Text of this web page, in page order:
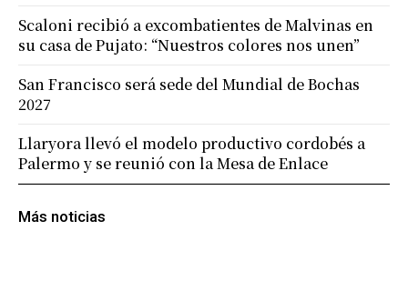
Más noticias
Scaloni recibió a excombatientes de Malvinas en
su casa de Pujato: “Nuestros colores nos unen”
San Francisco será sede del Mundial de Bochas
2027
Llaryora llevó el modelo productivo cordobés a
Palermo y se reunió con la Mesa de Enlace